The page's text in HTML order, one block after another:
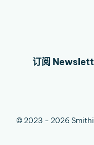
订阅
© 2023 - 2026